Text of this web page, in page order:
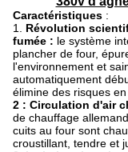
Caractéristiques :
1. Révolution
fumée : le système
plancher de four,
l'environnement et
automatiquement
élimine des risques
2 : Circulation d'air
de chauffage
cuits au four sont
croustillant, tendre et